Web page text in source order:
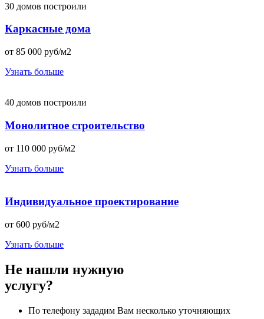
30 домов построили
Каркасные дома
от 85 000 руб/м2
Узнать больше
40 домов построили
Монолитное строительство
от 110 000 руб/м2
Узнать больше
Индивидуальное проектирование
от 600 руб/м2
Узнать больше
Не нашли нужную
услугу?
По телефону зададим Вам несколько уточняющих